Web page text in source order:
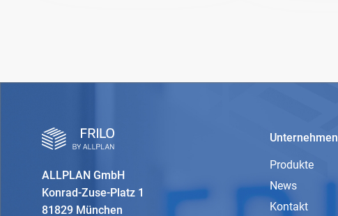
ALLPLAN GmbH
Konrad-Zuse-Platz 1
81829 München
Unternehmen
Produkte
News
Kontakt